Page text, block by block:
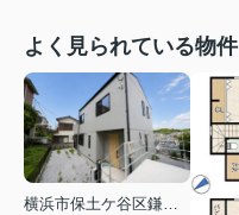
よく見られている物件